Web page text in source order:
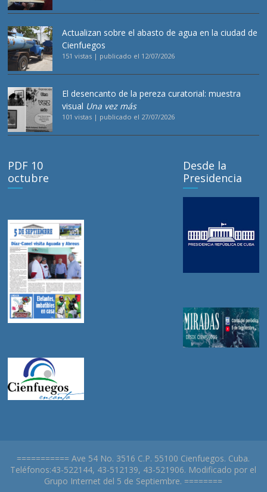
Actualizan sobre el abasto de agua en la ciudad de
Cienfuegos
151 vistas | publicado el 12/07/2026
El desencanto de la pereza curatorial: muestra
visual Una vez más
101 vistas | publicado el 27/07/2026
PDF 10
octubre
Desde la
Presidencia
=========== Ave 54 No. 3516 C.P. 55100 Cienfuegos. Cuba.
Teléfonos:43-522144, 43-512139, 43-521906. Modificado por el
Grupo Internet del 5 de Septiembre. ========